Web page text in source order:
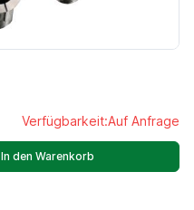
Verfügbarkeit:Auf Anfrage
In den Warenkorb